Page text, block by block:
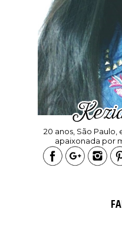
20 anos, São
apaixonada por